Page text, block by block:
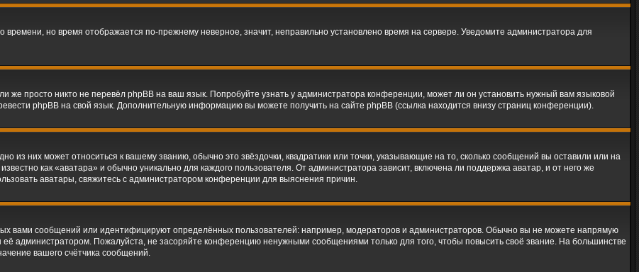
времени, но время отображается по-прежнему неверное, значит, неправильно установлено время на сервере. Уведомите администратора для
же просто никто не перевёл phpBB на ваш язык. Попробуйте узнать у администратора конференции, может ли он установить нужный вам языковой
phpBB на свой язык. Дополнительную информацию вы можете получить на сайте phpBB (ссылка находится внизу страниц конференции).
из них может относиться к вашему званию, обычно это звёздочки, квадратики или точки, указывающие на то, сколько сообщений вы оставили или на
как «аватара» и обычно уникально для каждого пользователя. От администратора зависит, включена ли поддержка аватар, и от него же
аватары, свяжитесь с администратором конференции для выяснения причин.
вами сообщений или идентифицируют определённых пользователей: например, модераторов и администраторов. Обычно вы не можете напрямую
администратором. Пожалуйста, не засоряйте конференцию ненужными сообщениями только для того, чтобы повысить своё звание. На большинстве
вашего счётчика сообщений.